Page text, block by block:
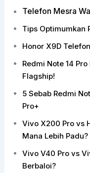
Telefon Mesra
Tips Optimumkan
Honor X9D
Redmi Note 14
Flagship!
5 Sebab Redmi
Pro+
Vivo X200 Pro vs
Mana Lebih Padu?
Vivo V40 Pro vs
Berbaloi?